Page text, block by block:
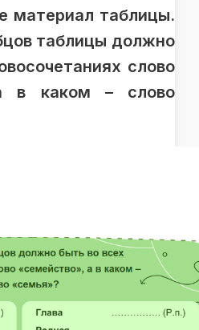
материал таблицы.
таблицы должно
слово
в каком – слово